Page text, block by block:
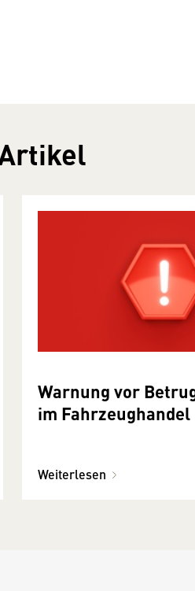
Warnung vor
im Fahrzeughandel
Weiterlesen